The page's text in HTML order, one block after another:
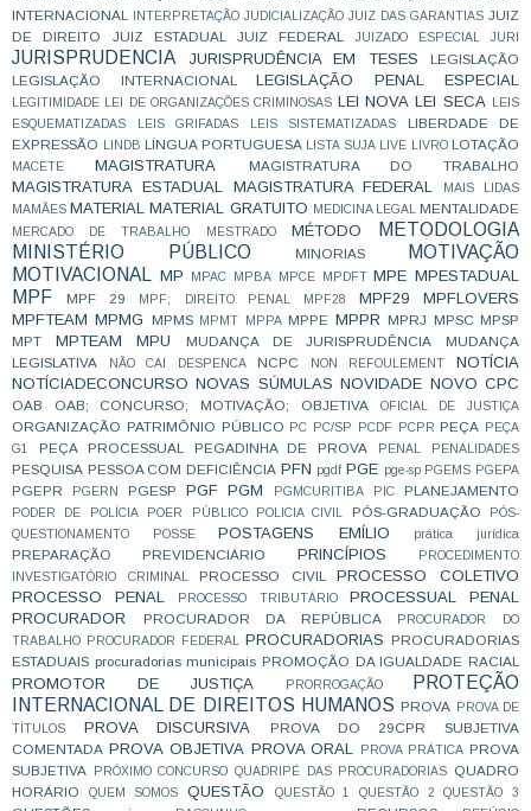
INTERNACIONAL INTERPRETAÇÃO JUDICIALIZAÇÃO JUIZ DAS GARANTIAS JUIZ
DE DIREITO
JUIZ ESTADUAL JUIZ FEDERAL JUIZADO ESPECIAL JURI
JURISPRUDENCIA JURISPRUDÊNCIA EM TESES
LEGISLAÇÃO
LEGISLAÇÃO INTERNACIONAL
LEGISLAÇÃO PENAL ESPECIAL
LEGITIMIDADE LEI DE ORGANIZAÇÕES CRIMINOSAS LEI NOVA LEI SECA
LEIS
ESQUEMATIZADAS
LEIS GRIFADAS LEIS SISTEMATIZADAS
LIBERDADE DE
EXPRESSÃO
LINDB LÍNGUA PORTUGUESA LISTA SUJA LIVE LIVRO LOTAÇÃO
MACETE MAGISTRATURA MAGISTRATURA DO TRABALHO
MAGISTRATURA ESTADUAL MAGISTRATURA FEDERAL
MAIS LIDAS
MAMÃES MATERIAL MATERIAL GRATUITO MEDICINA LEGAL MENTALIDADE
MERCADO DE TRABALHO MESTRADO MÉTODO
METODOLOGIA
MINISTÉRIO PÚBLICO
MINORIAS
MOTIVAÇÃO
MOTIVACIONAL
MP MPAC MPBA MPCE MPDFT MPE MPESTADUAL
MPF MPF 29 MPF; DIREITO PENAL MPF28 MPF29
MPFLOVERS
MPFTEAM MPMG MPMS MPMT MPPA MPPE MPPR MPRJ MPSC MPSP
MPT
MPTEAM MPU MUDANÇA DE JURISPRUDÊNCIA
MUDANÇA
LEGISLATIVA
NÃO CAI DESPENCA NCPC NON REFOULEMENT
NOTÍCIA
NOTÍCIADECONCURSO NOVAS SÚMULAS NOVIDADE NOVO CPC
OAB OAB; CONCURSO; MOTIVAÇÃO; OBJETIVA OFICIAL DE JUSTIÇA
ORGANIZAÇÃO PATRIMÔNIO PÚBLICO PC PC/SP PCDF PCPR PEÇA
PEÇA
G1
PEÇA PROCESSUAL PEGADINHA DE PROVA PENAL PENALIDADES
PESQUISA PESSOA COM DEFICIÊNCIA PFN pgdf PGE pge-sp PGEMS PGEPA
PGEPR PGERN PGESP PGF PGM PGMCURITIBA PIC PLANEJAMENTO
PODER DE POLÍCIA POER PÚBLICO POLICIA CIVIL PÓS-GRADUAÇÃO
PÓS-
QUESTIONAMENTO
POSSE POSTAGENS EMÍLIO prática jurídica
PREPARAÇÃO PREVIDENCIÁRIO PRINCÍPIOS
PROCEDIMENTO
INVESTIGATÓRIO CRIMINAL
PROCESSO CIVIL
PROCESSO COLETIVO
PROCESSO PENAL
PROCESSO TRIBUTÁRIO
PROCESSUAL PENAL
PROCURADOR
PROCURADOR DA REPÚBLICA
PROCURADOR DO
TRABALHO
PROCURADOR FEDERAL PROCURADORIAS PROCURADORIAS
ESTADUAIS procuradorias municipais PROMOÇÃO DA IGUALDADE RACIAL
PROMOTOR DE JUSTIÇA PRORROGAÇÃO
PROTEÇÃO
INTERNACIONAL DE DIREITOS HUMANOS PROVA
PROVA DE
TÍTULOS
PROVA DISCURSIVA
PROVA DO 29CPR SUBJETIVA
COMENTADA PROVA OBJETIVA PROVA ORAL PROVA PRÁTICA PROVA
SUBJETIVA
PRÓXIMO CONCURSO QUADRIPÉ DAS PROCURADORIAS
QUADRO
HORÁRIO
QUEM SOMOS QUESTÃO QUESTÃO 1 QUESTÃO 2 QUESTÃO 3